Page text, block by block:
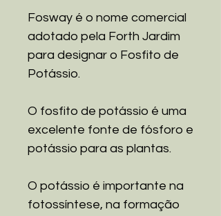
Fosway é o nome comercial
adotado pela Forth Jardim
para designar o Fosfito de
Potássio.
O fosfito de potássio é uma
excelente fonte de fósforo e
potássio para as plantas.
O potássio é importante na
fotossíntese, na formação